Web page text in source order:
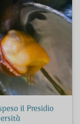
il Presidio